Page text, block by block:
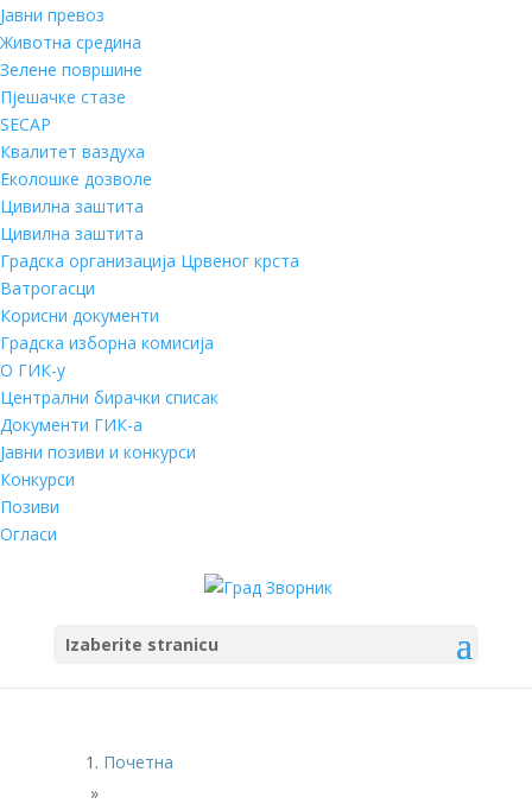
Јавни превоз
Животна средина
Зелене површине
Пјешачке стазе
SECAP
Квалитет ваздуха
Еколошке дозволе
Цивилна заштита
Цивилна заштита
Градска организација Црвеног крста
Ватрогасци
Корисни документи
Градска изборна комисија
О ГИК-у
Централни бирачки списак
Документи ГИК-а
Јавни позиви и конкурси
Конкурси
Позиви
Огласи
Izaberite stranicu
Почетна
»